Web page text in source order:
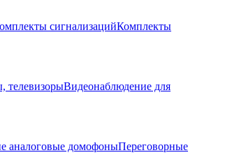
сигнализацийКомплекты
телевизорыВидеонаблюдение для
аналоговые домофоныПереговорные